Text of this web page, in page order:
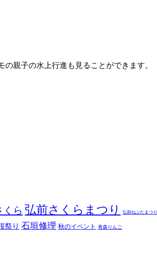
親子の水上行進も見ることができます。
くら 弘前さくらまつり 弘前ねぷたまつり
祭り 石垣修理 秋のイベント 青森りんご